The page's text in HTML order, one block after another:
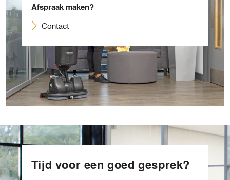
Afspraak maken?
Contact
Tijd voor een goed gesprek?